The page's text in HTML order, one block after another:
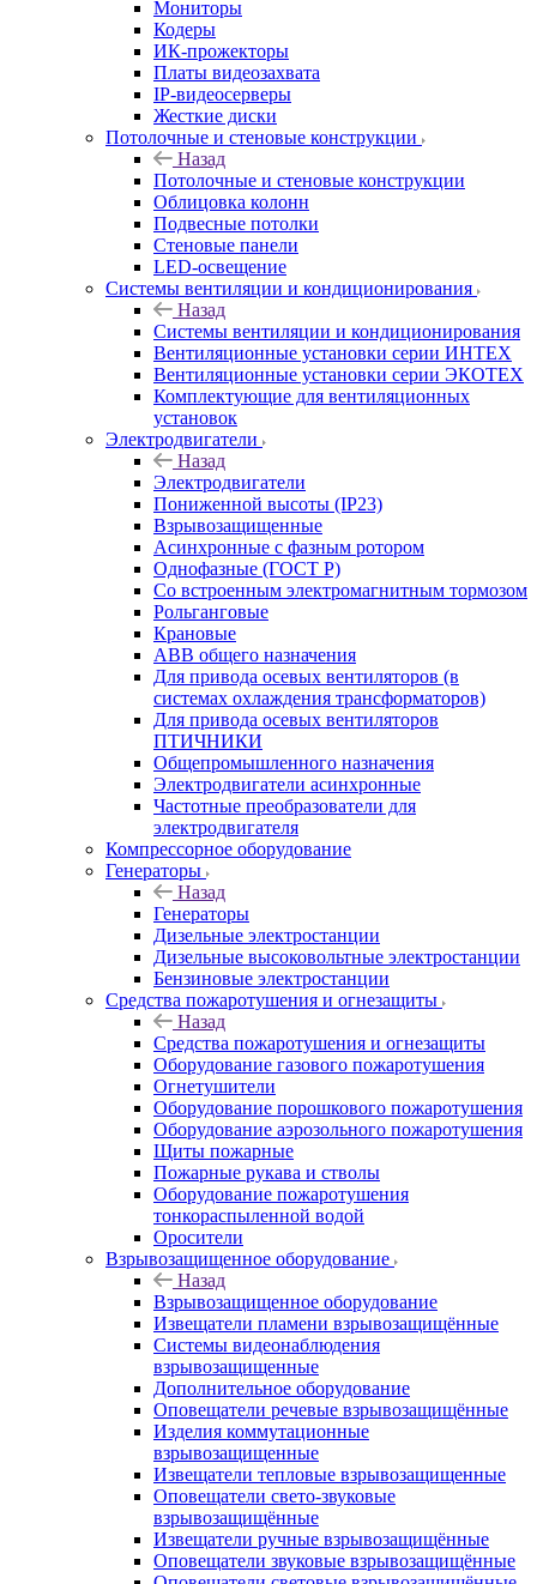
Мониторы
Кодеры
ИК-прожекторы
Платы видеозахвата
IP-видеосерверы
Жесткие диски
Потолочные и стеновые конструкции
Назад
Потолочные и стеновые конструкции
Облицовка колонн
Подвесные потолки
Стеновые панели
LED-освещение
Системы вентиляции и кондиционирования
Назад
Системы вентиляции и кондиционирования
Вентиляционные установки серии ИНТЕХ
Вентиляционные установки серии ЭКОТЕХ
Комплектующие для вентиляционных
установок
Электродвигатели
Назад
Электродвигатели
Пониженной высоты (IP23)
Взрывозащищенные
Асинхронные с фазным ротором
Однофазные (ГОСТ Р)
Со встроенным электромагнитным тормозом
Рольганговые
Крановые
АВВ общего назначения
Для привода осевых вентиляторов (в
системах охлаждения трансформаторов)
Для привода осевых вентиляторов
ПТИЧНИКИ
Общепромышленного назначения
Электродвигатели асинхронные
Частотные преобразователи для
электродвигателя
Компрессорное оборудование
Генераторы
Назад
Генераторы
Дизельные электростанции
Дизельные высоковольтные электростанции
Бензиновые электростанции
Средства пожаротушения и огнезащиты
Назад
Средства пожаротушения и огнезащиты
Оборудование газового пожаротушения
Огнетушители
Оборудование порошкового пожаротушения
Оборудование аэрозольного пожаротушения
Щиты пожарные
Пожарные рукава и стволы
Оборудование пожаротушения
тонкораспыленной водой
Оросители
Взрывозащищенное оборудование
Назад
Взрывозащищенное оборудование
Извещатели пламени взрывозащищённые
Системы видеонаблюдения
взрывозащищенные
Дополнительное оборудование
Оповещатели речевые взрывозащищённые
Изделия коммутационные
взрывозащищенные
Извещатели тепловые взрывозащищенные
Оповещатели свето-звуковые
взрывозащищённые
Извещатели ручные взрывозащищённые
Оповещатели звуковые взрывозащищённые